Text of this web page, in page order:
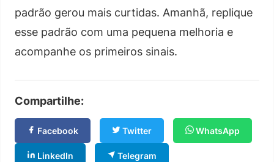
padrão gerou mais curtidas. Amanhã, replique
esse padrão com uma pequena melhoria e
acompanhe os primeiros sinais.
Compartilhe:
Facebook Twitter WhatsApp
LinkedIn Telegram